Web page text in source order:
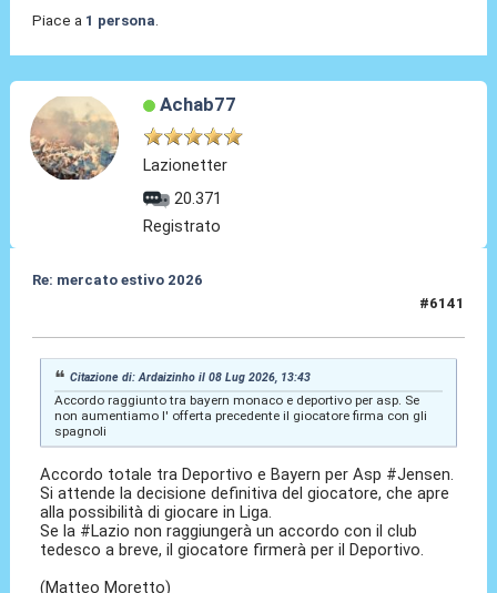
Piace a 1 persona.
Achab77
Lazionetter
20.371
Registrato
Re: mercato estivo 2026
#6141
Citazione di: Ardaizinho il 08 Lug 2026, 13:43
Accordo raggiunto tra bayern monaco e deportivo per asp. Se
non aumentiamo l' offerta precedente il giocatore firma con gli
spagnoli
Accordo totale tra Deportivo e Bayern per Asp #Jensen.
Si attende la decisione definitiva del giocatore, che apre
alla possibilità di giocare in Liga.
Se la #Lazio non raggiungerà un accordo con il club
tedesco a breve, il giocatore firmerà per il Deportivo.
(Matteo Moretto)